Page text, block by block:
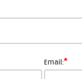
Email:*